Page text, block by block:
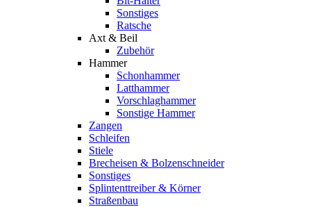
Sonstiges
Ratsche
Axt & Beil
Zubehör
Hammer
Schonhammer
Latthammer
Vorschlaghammer
Sonstige Hammer
Zangen
Schleifen
Stiele
Brecheisen & Bolzenschneider
Sonstiges
Splintenttreiber & Körner
Straßenbau